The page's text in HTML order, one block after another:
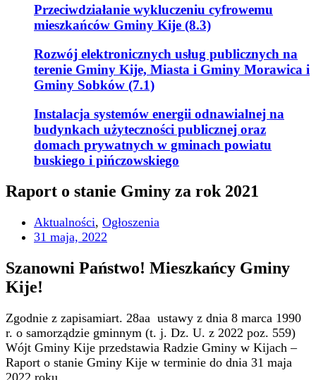
Przeciwdziałanie wykluczeniu cyfrowemu
mieszkańców Gminy Kije (8.3)
Rozwój elektronicznych usług publicznych na
terenie Gminy Kije, Miasta i Gminy Morawica i
Gminy Sobków (7.1)
Instalacja systemów energii odnawialnej na
budynkach użyteczności publicznej oraz
domach prywatnych w gminach powiatu
buskiego i pińczowskiego
Raport o stanie Gminy za rok 2021
Aktualności, Ogłoszenia
31 maja, 2022
Szanowni Państwo! Mieszkańcy Gminy
Kije!
Zgodnie z zapisamiart. 28aa ustawy z dnia 8 marca 1990
r. o samorządzie gminnym (t. j. Dz. U. z 2022 poz. 559)
Wójt Gminy Kije przedstawia Radzie Gminy w Kijach –
Raport o stanie Gminy Kije w terminie do dnia 31 maja